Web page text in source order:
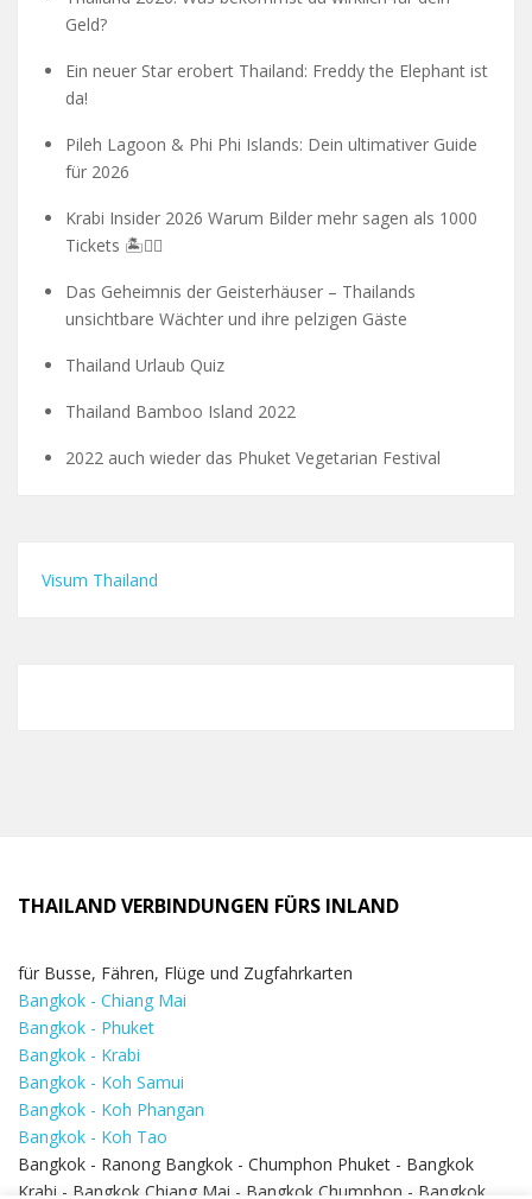
Geld?
Ein neuer Star erobert Thailand: Freddy the Elephant ist
da!
Pileh Lagoon & Phi Phi Islands: Dein ultimativer Guide
für 2026
Krabi Insider 2026 Warum Bilder mehr sagen als 1000
Tickets 🏝️🧗‍♂️
Das Geheimnis der Geisterhäuser – Thailands
unsichtbare Wächter und ihre pelzigen Gäste
Thailand Urlaub Quiz
Thailand Bamboo Island 2022
2022 auch wieder das Phuket Vegetarian Festival
Visum Thailand
THAILAND VERBINDUNGEN FÜRS INLAND
für Busse, Fähren, Flüge und Zugfahrkarten
Bangkok - Chiang Mai
Bangkok - Phuket
Bangkok - Krabi
Bangkok - Koh Samui
Bangkok - Koh Phangan
Bangkok - Koh Tao
Bangkok - Ranong Bangkok - Chumphon Phuket - Bangkok
Krabi - Bangkok Chiang Mai - Bangkok Chumphon - Bangkok